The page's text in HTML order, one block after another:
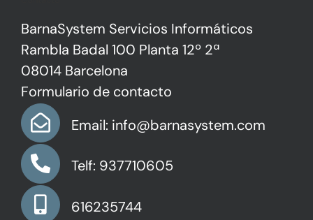
BarnaSystem Servicios Informáticos
Rambla Badal 100 Planta 12º 2ª
08014 Barcelona
Formulario de contacto
Email: info@barnasystem.com
Telf: 937710605
616235744